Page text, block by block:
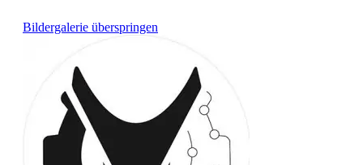
Bildergalerie überspringen